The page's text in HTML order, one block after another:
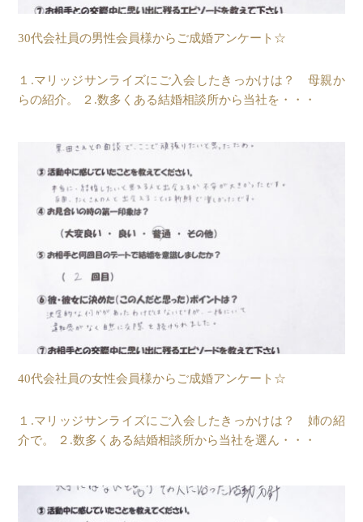
30代会社員の男性会員様からご成婚アンケート☆
１.マリッジサンライズにご入会したきっかけは？ 母親か
らの紹介。 ２.数多くある結婚相談所から当社を・・・
40代会社員の女性会員様からご成婚アンケート☆
１.マリッジサンライズにご入会したきっかけは？ 姉の紹
介で。 ２.数多くある結婚相談所から当社を選ん・・・